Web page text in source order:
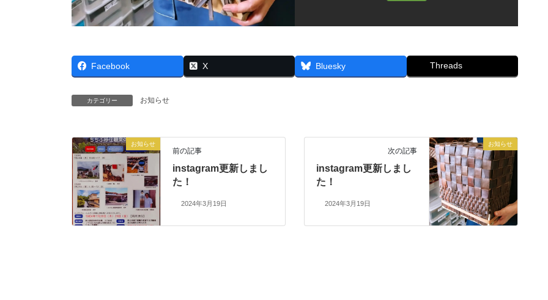
Facebook X Bluesky Threads
カテゴリー お知らせ
お知らせ
前の記事
instagram更新しまし
た！
2024年3月19日
お知らせ
次の記事
instagram更新しまし
た！
2024年3月19日